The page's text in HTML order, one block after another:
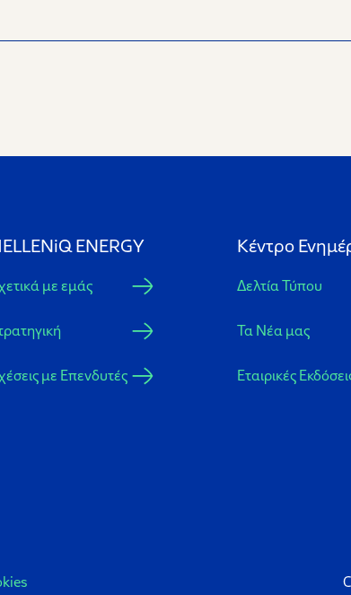
ENERGY
με εμάς
με Επενδυτές
Κέντρο
Δελτία Τύπου
Τα Νέα μας
Εταιρικές